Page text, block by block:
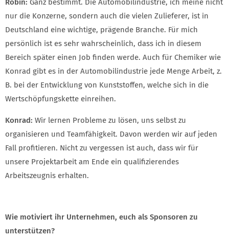
nur die Konzerne, sondern auch die vielen Zulieferer, ist in
Deutschland eine wichtige, prägende Branche. Für mich
persönlich ist es sehr wahrscheinlich, dass ich in diesem
Bereich später einen Job finden werde. Auch für Chemiker wie
Konrad gibt es in der Automobilindustrie jede Menge Arbeit, z.
B. bei der Entwicklung von Kunststoffen, welche sich in die
Wertschöpfungskette einreihen.
Konrad: Wir lernen Probleme zu lösen, uns selbst zu
organisieren und Teamfähigkeit. Davon werden wir auf jeden
Fall profitieren. Nicht zu vergessen ist auch, dass wir für
unsere Projektarbeit am Ende ein qualifizierendes
Arbeitszeugnis erhalten.
Wie motiviert ihr Unternehmen, euch als Sponsoren zu
unterstützen?